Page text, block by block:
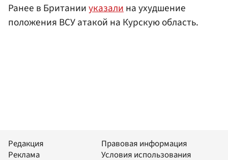
Ранее в Британииуказалина ухудшение
положения ВСУ атакой на Курскую область.
Редакция
Реклама
Правовая информация
Условия использования